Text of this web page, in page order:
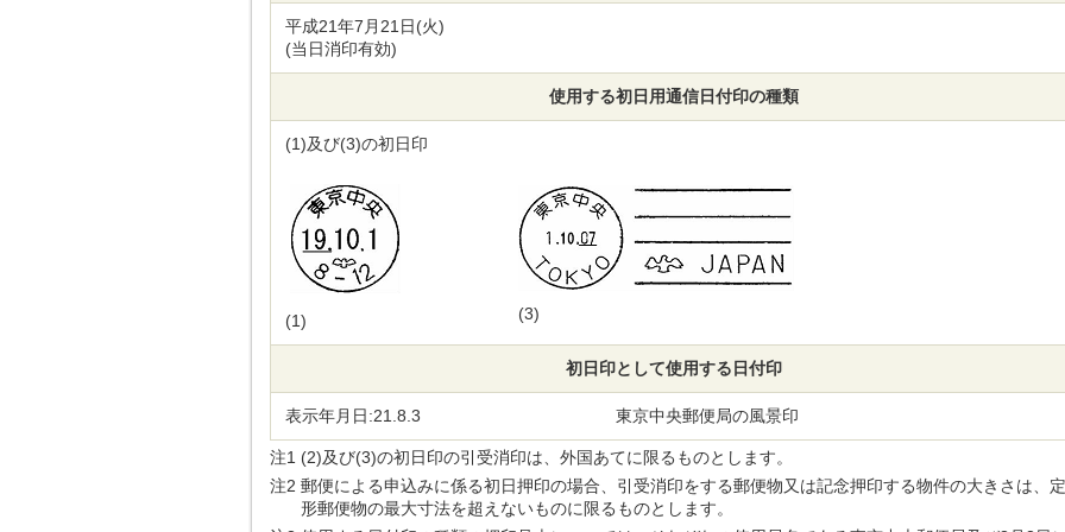
平成21年7月21日(火)
(当日消印有効)
使用する初日用通信日付印の種類
(1)及び(3)の初日印
(1) (3)
初日印として使用する日付印
表示年月日:21.8.3 東京中央郵便局の風景印
注1 (2)及び(3)の初日印の引受消印は、外国あてに限るものとします。
注2 郵便による申込みに係る初日押印の場合、引受消印をする郵便物又は記念押印する物件の大きさは、定
形郵便物の最大寸法を超えないものに限るものとします。